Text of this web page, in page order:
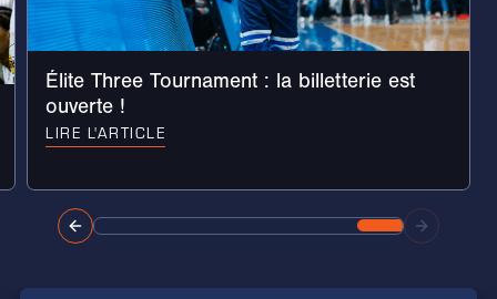
Élite Three Tournament : la billetterie est
ouverte !
LIRE L'ARTICLE